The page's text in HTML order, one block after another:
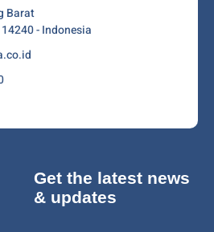
Barat
- Indonesia
Get the latest news
& updates